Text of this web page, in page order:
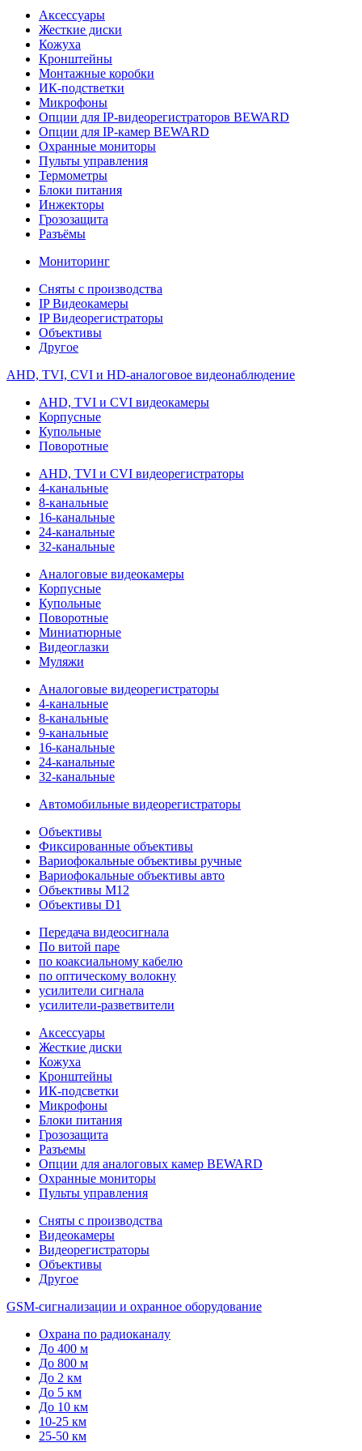
Аксессуары
Жесткие диски
Кожуха
Кронштейны
Монтажные коробки
ИК-подстветки
Микрофоны
Опции для IP-видеорегистраторов BEWARD
Опции для IP-камер BEWARD
Охранные мониторы
Пульты управления
Термометры
Блоки питания
Инжекторы
Грозозащита
Разъёмы
Мониторинг
Сняты с производства
IP Видеокамеры
IP Видеорегистраторы
Объективы
Другое
AHD, TVI, CVI и HD-аналоговое видеонаблюдение
AHD, TVI и CVI видеокамеры
Корпусные
Купольные
Поворотные
AHD, TVI и CVI видеорегистраторы
4-канальные
8-канальные
16-канальные
24-канальные
32-канальные
Аналоговые видеокамеры
Корпусные
Купольные
Поворотные
Миниатюрные
Видеоглазки
Муляжи
Аналоговые видеорегистраторы
4-канальные
8-канальные
9-канальные
16-канальные
24-канальные
32-канальные
Автомобильные видеорегистраторы
Объективы
Фиксированные объективы
Вариофокальные объективы ручные
Вариофокальные объективы авто
Объективы M12
Объективы D1
Передача видеосигнала
По витой паре
по коаксиальному кабелю
по оптическому волокну
усилители сигнала
усилители-разветвители
Аксессуары
Жесткие диски
Кожуха
Кронштейны
ИК-подсветки
Микрофоны
Блоки питания
Грозозащита
Разъемы
Опции для аналоговых камер BEWARD
Охранные мониторы
Пульты управления
Сняты с производства
Видеокамеры
Видеорегистраторы
Объективы
Другое
GSM-сигнализации и охранное оборудование
Охрана по радиоканалу
До 400 м
До 800 м
До 2 км
До 5 км
До 10 км
10-25 км
25-50 км